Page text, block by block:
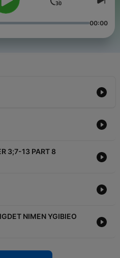
00:00
3;7-13 PART 8
NIMEN YGIBIEO